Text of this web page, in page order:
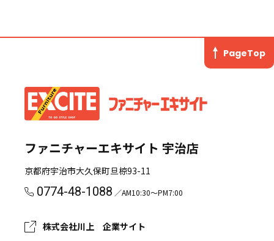
PageTop
ファニチャーエキサイト 宇治店
京都府宇治市大久保町旦椋93-11
0774-48-1088 ／AM10:30～PM7:00
株式会社川上 企業サイト